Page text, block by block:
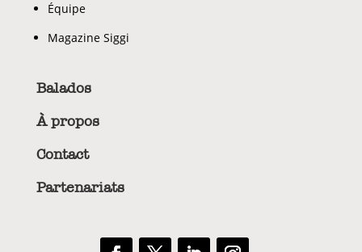
Équipe
Magazine Siggi
Balados
À propos
Contact
Partenariats